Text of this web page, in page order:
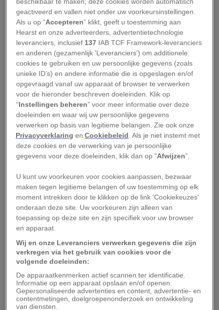
Ook in Venetië werd vanaf het einde van de
zestiende eeuw geëxperimenteerd met
loodhoudend glas, maar toch heeft het tot het
einde van de zeventiende eeuw geduurd voordat
er in Europa op industriële wijze loodglas
(kristal) werd geproduceerd.
George Ravencroft en het
Engelse loodglas
De eer voor deze innovatie wordt meestal
toegekend aan de Engelsman George Ravencroft
(1632-1683). Het idee om lood toe te voegen aan
de glaspasta, waardoor een helderder, sterker en
beter bewerkbaar product ontstaat, deed hij
vermoedelijk op tijdens zijn verblijf rond 1660 in
Venetië.
Ravencroft was daar om samen met zijn broer
Muranoglaswerk in te kopen voor de export naar
Engeland. Tijdens zijn bezoeken aan een van de
talloze glasfabrieken merkte hij ongetwijfeld dat
er uitgebreid werd geëxperimenteerd met de
geactiveerd en vallen niet onder uw voorkeursinstellingen.
Als u op “Accepteren” klikt, geeft u toestemming aan
Hearst en onze adverteerders, advertentietechnologie
leveranciers, inclusief 137 IAB TCF Framework-leveranciers
en anderen (gezamenlijk 'Leveranciers') om additionele
cookies te gebruiken en uw persoonlijke gegevens (zoals
unieke ID’s) en andere informatie die is opgeslagen en/of
opgevraagd vanaf uw apparaat of browser te verwerken
voor de hieronder beschreven doeleinden. Klik op
“Instellingen beheren” voor meer informatie over deze
doeleinden en waar wij uw persoonlijke gegevens
verwerken op basis van legitieme belangen. Zie ook onze
Privacyverklaring enCookiebeleid . Als je niet instemt met
deze cookies en de verwerking van je persoonlijke
gegevens voor deze doeleinden, klik dan op "Afwijzen”.
U kunt uw voorkeuren voor cookies aanpassen, bezwaar
maken tegen legitieme belangen of uw toestemming op elk
moment intrekken door te klikken op de link 'Cookiekeuzes'
onderaan deze site. Uw voorkeuren zijn alleen van
toepassing op deze site en zijn specifiek voor uw browser
en apparaat.
Wij en onze Leveranciers verwerken gegevens die zijn
verkregen via het gebruik van cookies voor de
volgende doeleinden:
De apparaatkenmerken actief scannen ter identificatie.
Informatie op een apparaat opslaan en/of openen.
Gepersonaliseerde advertenties en content, advertentie- en
contentmetingen, doelgroepenonderzoek en ontwikkeling
van diensten.